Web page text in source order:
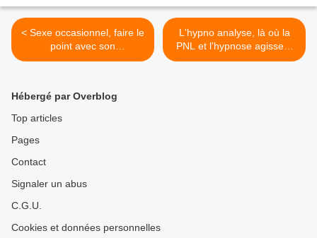
< Sexe occasionnel, faire le
point avec son
hypnothérapeute
L'hypno analyse, là où la
PNL et l'hypnose agissent
au mieux >
Hébergé par Overblog
Top articles
Pages
Contact
Signaler un abus
C.G.U.
Cookies et données personnelles